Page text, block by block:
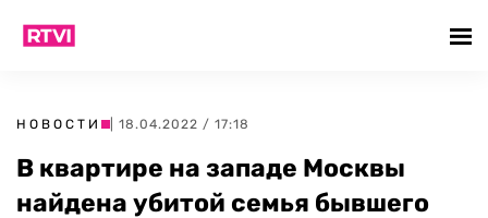
НОВОСТИ | 18.04.2022 / 17:18
В квартире на западе Москвы
найдена убитой семья бывшего